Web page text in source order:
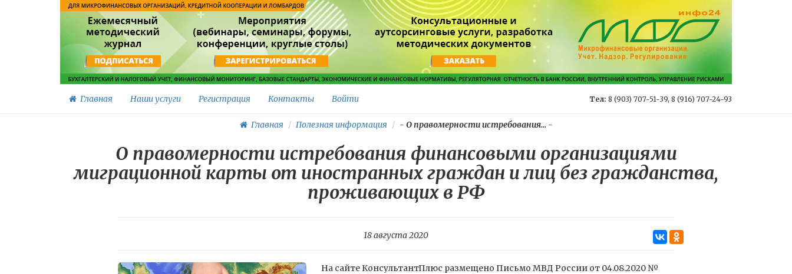
Главная Наши услуги Регистрация Контакты Войти Тел: 8 (903) 707-51-39, 8 (916) 707-24-93
Главная Полезная информация - О правомерности истребования...-
О правомерности истребования финансовыми организациями
миграционной карты от иностранных граждан и лиц без гражданства,
проживающих в РФ
18 августа 2020
На сайте КонсультантПлюс размещено Письмо МВД России от 04.08.2020 №